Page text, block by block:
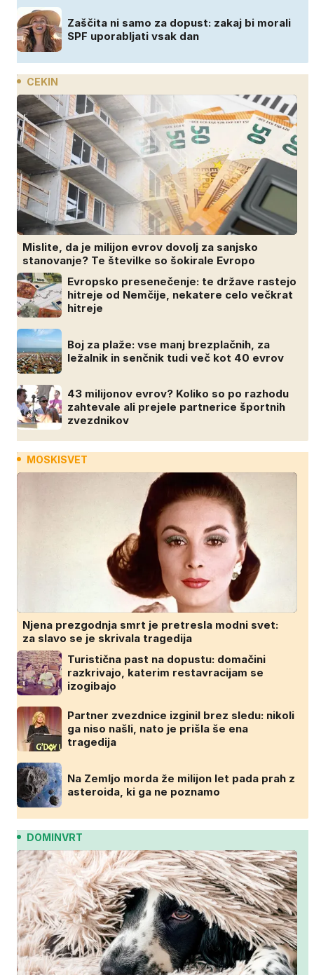
Zaščita ni samo za dopust: zakaj bi morali
SPF uporabljati vsak dan
CEKIN
Mislite, da je milijon evrov dovolj za sanjsko
stanovanje? Te številke so šokirale Evropo
Evropsko presenečenje: te države rastejo
hitreje od Nemčije, nekatere celo večkrat
hitreje
Boj za plaže: vse manj brezplačnih, za
ležalnik in senčnik tudi več kot 40 evrov
43 milijonov evrov? Koliko so po razhodu
zahtevale ali prejele partnerice športnih
zvezdnikov
MOSKISVET
Njena prezgodnja smrt je pretresla modni svet:
za slavo se je skrivala tragedija
Turistična past na dopustu: domačini
razkrivajo, katerim restavracijam se
izogibajo
Partner zvezdnice izginil brez sledu: nikoli
ga niso našli, nato je prišla še ena
tragedija
Na Zemljo morda že milijon let pada prah z
asteroida, ki ga ne poznamo
DOMINVRT